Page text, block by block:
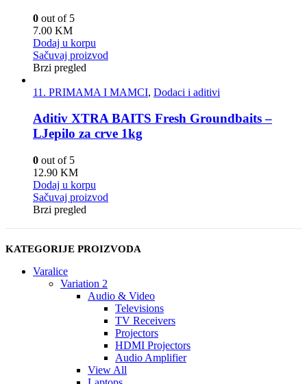
0 out of 5
7.00 KM
Dodaj u korpu
Sačuvaj proizvod
Brzi pregled
11. PRIMAMA I MAMCI, Dodaci i aditivi
Aditiv XTRA BAITS Fresh Groundbaits –
LJepilo za crve 1kg
0 out of 5
12.90 KM
Dodaj u korpu
Sačuvaj proizvod
Brzi pregled
KATEGORIJE PROIZVODA
Varalice
Variation 2
Audio & Video
Televisions
TV Receivers
Projectors
HDMI Projectors
Audio Amplifier
View All